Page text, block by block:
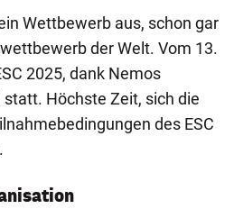
Wettbewerb aus, schon gar
der Welt. Vom 13.
2025, dank Nemos
Höchste Zeit, sich die
des ESC